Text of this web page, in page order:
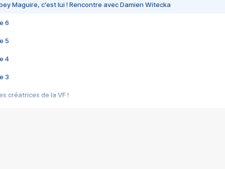
Maguire, c'est lui ! Rencontre avec Damien Witecka
6
5
4
3
créatrices de la VF !